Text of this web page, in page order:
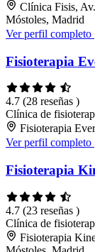
Clínica Fisis,
Móstoles, Madrid
Ver perfil completo
Fisioterapia
4.7 (28 reseñas )
Clínica de
Fisioterapia
Ver perfil completo
Fisioterapia
4.7 (23 reseñas )
Clínica de
Fisioterapia